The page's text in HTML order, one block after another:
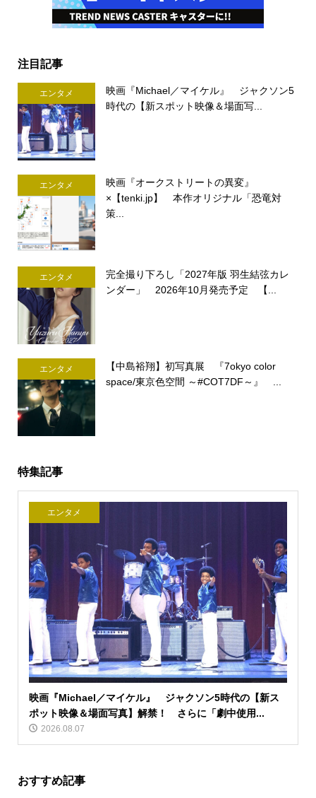
注目記事
エンタメ
映画『Michael／マイケル』 ジャクソン5
時代の【新スポット映像＆場面写...
エンタメ
映画『オークストリートの異変』
×【tenki.jp】 本作オリジナル「恐竜対
策...
エンタメ
完全撮り下ろし「2027年版 羽生結弦カレ
ンダー」 2026年10月発売予定 【...
エンタメ
【中島裕翔】初写真展 『7okyo color
space/東京色空間 ～#COT7DF～』 ...
特集記事
エンタメ
映画『Michael／マイケル』 ジャクソン5時代の【新ス
ポット映像＆場面写真】解禁！ さらに「劇中使用...
2026.08.07
おすすめ記事